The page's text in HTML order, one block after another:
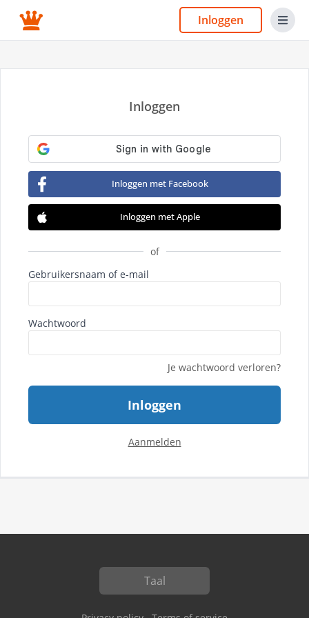
Inloggen
Inloggen
Inloggen met Facebook
Inloggen met Apple
of
Gebruikersnaam of e‑mail
Wachtwoord
Je wachtwoord verloren?
Inloggen
Aanmelden
Taal